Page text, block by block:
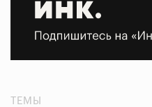
ТЕМЫ